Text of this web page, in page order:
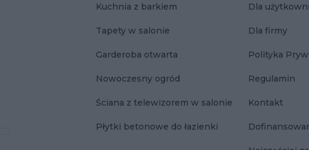
Kuchnia z barkiem
Tapety w salonie
Garderoba otwarta
Nowoczesny ogród
Ściana z telewizorem w salonie
Płytki betonowe do łazienki
Dla
Dla firmy
Polityka
Regulamin
Kontakt